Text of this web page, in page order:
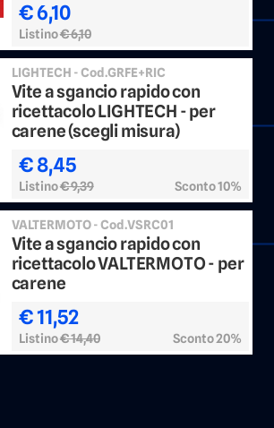
€ 6,10
Listino€ 6,10
LIGHTECH - Cod.GRFE+RIC
Vite a sgancio rapido con
ricettacolo LIGHTECH - per
carene (scegli misura)
€ 8,45
Listino€ 9,39 Sconto 10%
VALTERMOTO - Cod.VSRC01
Vite a sgancio rapido con
ricettacolo VALTERMOTO - per
carene
€ 11,52
Listino€ 14,40 Sconto 20%